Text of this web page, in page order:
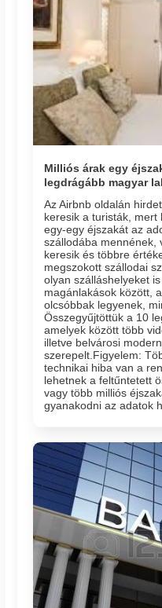
Milliós árak egy
legdrágább magyar
Az Airbnb oldalán
keresik a turisták,
egy-egy éjszakát az
szállodába mennének,
keresik és többre
megszokott szállodai
olyan szálláshelyeket
magánlakások között,
olcsóbbak legyenek,
Összegyűjtöttük a 10
amelyek között több
illetve belvárosi
szerepelt.Figyelem:
technikai hiba van a
lehetnek a feltűntetett
vagy több milliós
gyanakodni az adatok